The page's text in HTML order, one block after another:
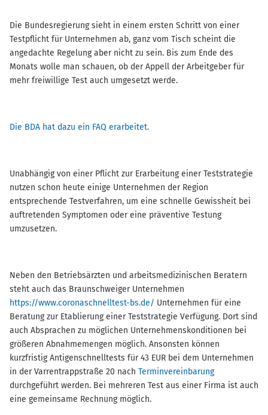
Die Bundesregierung sieht in einem ersten Schritt von einer
Testpflicht für Unternehmen ab, ganz vom Tisch scheint die
angedachte Regelung aber nicht zu sein. Bis zum Ende des
Monats wolle man schauen, ob der Appell der Arbeitgeber für
mehr freiwillige Test auch umgesetzt werde.
Die BDA hat dazu ein FAQ erarbeitet.
Unabhängig von einer Pflicht zur Erarbeitung einer Teststrategie
nutzen schon heute einige Unternehmen der Region
entsprechende Testverfahren, um eine schnelle Gewissheit bei
auftretenden Symptomen oder eine präventive Testung
umzusetzen.
Neben den Betriebsärzten und arbeitsmedizinischen Beratern
steht auch das Braunschweiger Unternehmen
https://www.coronaschnelltest-bs.de/ Unternehmen für eine
Beratung zur Etablierung einer Teststrategie Verfügung. Dort sind
auch Absprachen zu möglichen Unternehmenskonditionen bei
größeren Abnahmemengen möglich. Ansonsten können
kurzfristig Antigenschnelltests für 43 EUR bei dem Unternehmen
in der Varrentrappstraße 20 nach Terminvereinbarung
durchgeführt werden. Bei mehreren Test aus einer Firma ist auch
eine gemeinsame Rechnung möglich.